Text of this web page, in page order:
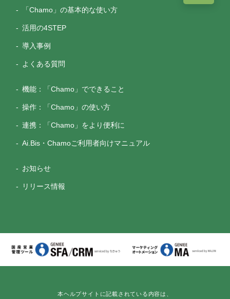
「Chamo」の基本的な使い方
活用の4STEP
導入事例
よくある質問
機能：「Chamo」でできること
操作：「Chamo」の使い方
連携：「Chamo」をより便利に
Ai.Bis・Chamoご利用者向けマニュアル
お知らせ
リリース情報
本ヘルプサイトに記載されている内容は、